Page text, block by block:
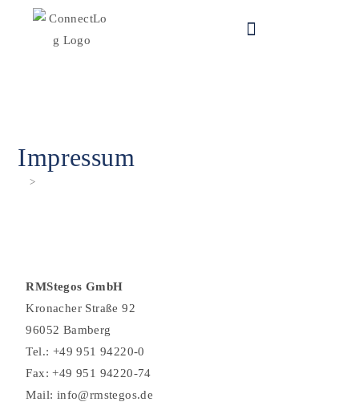
Impressum
>
RMStegos GmbH
Kronacher Straße 92
96052 Bamberg
Tel.: +49 951 94220-0
Fax: +49 951 94220-74
Mail: info@rmstegos.de